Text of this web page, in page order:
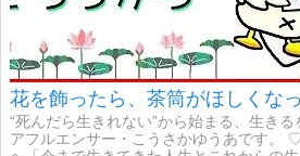
花を飾ったら、茶筒がほしくな
“死んだら生きれない”から始まる、生き
アフルエンサー・こうさかゆうあです。